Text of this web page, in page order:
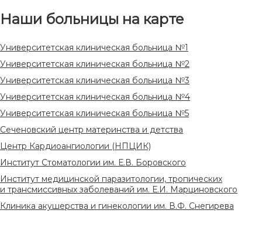
Наши больницы на карте
Университетская клиническая больница №1
Университетская клиническая больница №2
Университетская клиническая больница №3
Университетская клиническая больница №4
Университетская клиническая больница №5
Сеченовский центр материнства и детства
Центр Кардиоангиологии (НПЦИК)
Институт Стоматологии им. Е.В. Боровского
Институт медицинской паразитологии, тропических
и трансмиссивных заболеваний им. Е.И. Марциновского
Клиника акушерства и гинекологии им. В.Ф. Снегирева